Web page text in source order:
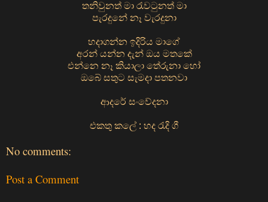
තනිවුනත් මා රැවටුනත් මා
පැරදුනේ නෑ වැරදුනා
හදාගන්න ඉදිරිය මාගේ
අරන් යන්න දැන් ඔය මතකේ
එන්නෙ නෑ කියාලා තේරුනා හෝ
ඔබේ සතුට සැමදා පතනවා
ආදරේ සංවේදනා
එකතු කලේ : හද රැදි ගී
No comments:
Post a Comment